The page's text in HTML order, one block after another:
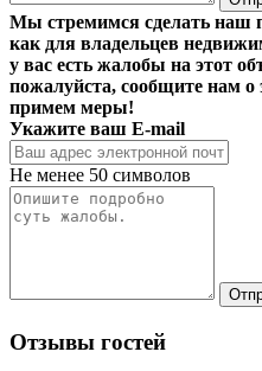
Мы стремимся сделать наш
как для владельцев
у вас есть жалобы на этот
пожалуйста, сообщите нам
примем меры!
Укажите ваш E-mail
Не менее 50 символов
Отзывы гостей